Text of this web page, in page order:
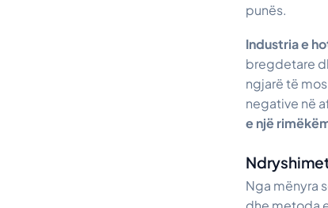
punës.
Industria e
bregdetare
ngjarë të
negative në
e një
Nga mënyra